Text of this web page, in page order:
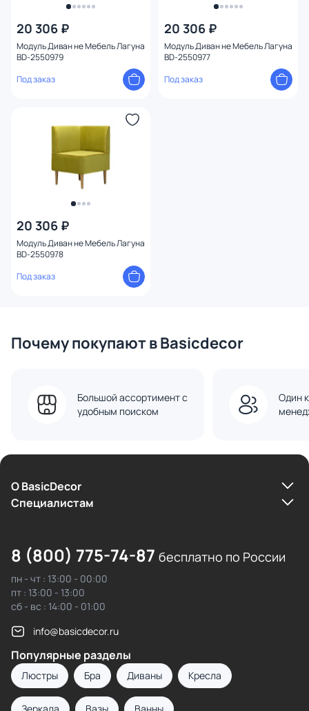
20 306 ₽
Модуль Диван не Мебель Лагуна
BD-2550979
Под заказ
20 306 ₽
Модуль Диван не Мебель Лагуна
BD-2550977
Под заказ
20 306 ₽
Модуль Диван не Мебель Лагуна
BD-2550978
Под заказ
Почему покупают в Basicdecor
Большой ассортимент с
удобным поиском
Один
О BasicDecor
Cпециалистам
8 (800) 775-74-87 бесплатно по России
пн - чт : 13:00 - 00:00
пт : 13:00 - 13:00
сб - вс : 14:00 - 01:00
info@basicdecor.ru
Популярные разделы
Люстры Бра Диваны Кресла